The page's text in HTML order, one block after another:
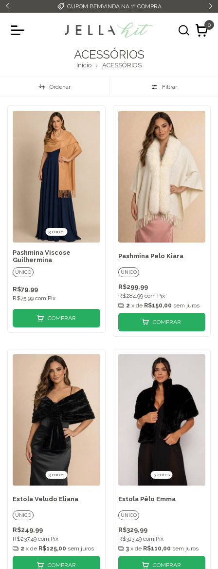
CUPOM BEMVINDA NA 1ª COMPRA
0
ACESSÓRIOS
Início ACESSÓRIOS
Ordenar Filtrar
3 cores
Pashmina Viscose
Guilhermina
ÚNICO
R$79,99
R$75,99 com Pix
COMPRAR
Pashmina Pelo Kiara
ÚNICO
R$299,99
R$284,99 com Pix
2 x de R$150,00 sem juros
COMPRAR
3 cores
Estola Veludo Eliana
ÚNICO
R$249,99
R$237,49 com Pix
2 x de R$125,00 sem juros
COMPRAR
3 cores
Estola Pêlo Emma
ÚNICO
R$329,99
R$313,49 com Pix
3 x de R$110,00 sem juros
COMPRAR